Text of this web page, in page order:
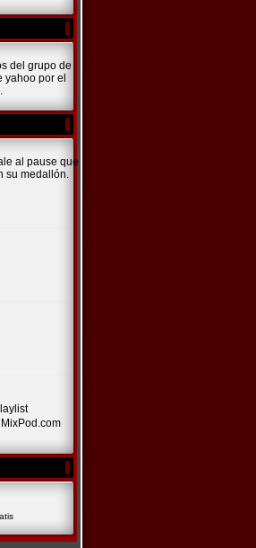
del grupo de
yahoo por el
al pause que
su medallón.
MixPod.com